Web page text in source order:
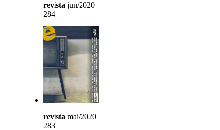
revista jun/2020
284
revista mai/2020
283